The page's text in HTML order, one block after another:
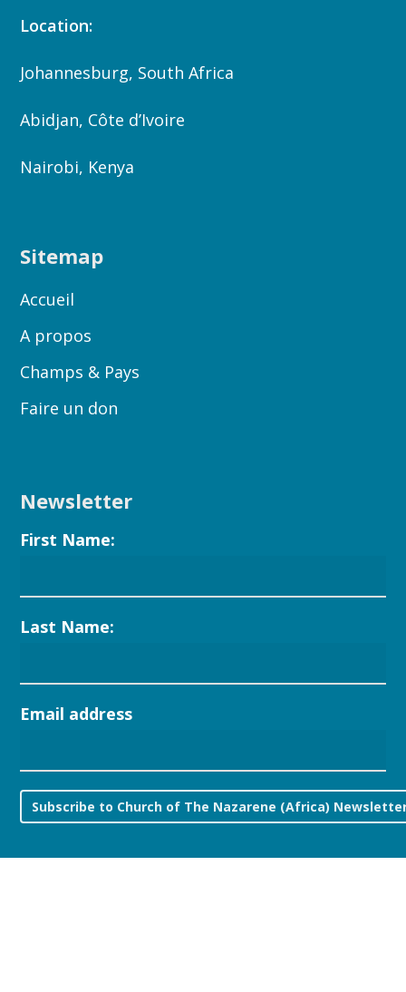
Location:
Johannesburg, South Africa
Abidjan, Côte d’Ivoire
Nairobi, Kenya
Sitemap
Accueil
A propos
Champs & Pays
Faire un don
Newsletter
First Name:
Last Name:
Email address